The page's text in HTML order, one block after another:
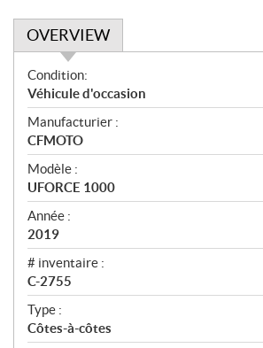
OVERVIEW
O
v
e
r
v
i
e
w
Condition:
Véhicule d'occasion
Manufacturier :
CFMOTO
Modèle :
UFORCE 1000
Année :
2019
# inventaire :
C-2755
Type :
Côtes-à-côtes